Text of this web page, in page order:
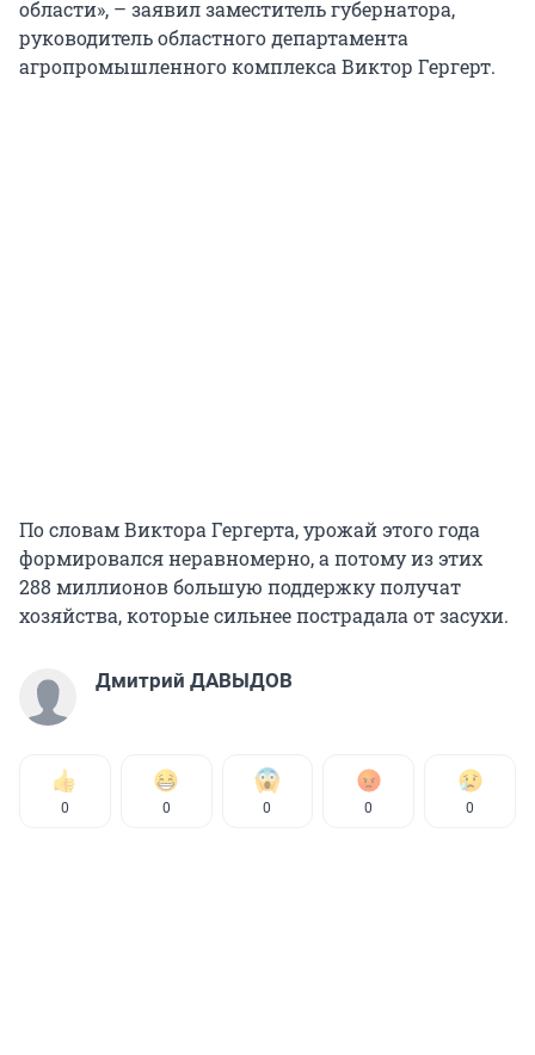
области», – заявил заместитель губернатора,
руководитель областного департамента
агропромышленного комплекса Виктор Гергерт.
По словам Виктора Гергерта, урожай этого года
формировался неравномерно, а потому из этих
288 миллионов большую поддержку получат
хозяйства, которые сильнее пострадала от засухи.
Дмитрий ДАВЫДОВ
0 0 0 0 0